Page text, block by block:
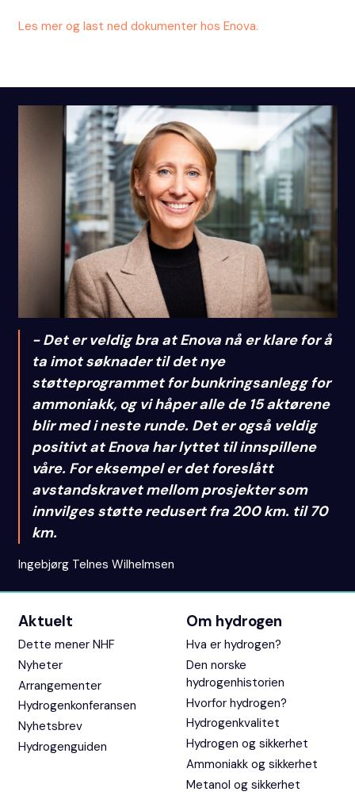
Les mer og last ned dokumenter hos Enova.
- Det er veldig bra at Enova nå er klare for å
ta imot søknader til det nye
støtteprogrammet for bunkringsanlegg for
ammoniakk, og vi håper alle de 15 aktørene
blir med i neste runde. Det er også veldig
positivt at Enova har lyttet til innspillene
våre. For eksempel er det foreslått
avstandskravet mellom prosjekter som
innvilges støtte redusert fra 200 km. til 70
km.
Ingebjørg Telnes Wilhelmsen
Aktuelt
Dette mener NHF
Nyheter
Arrangementer
Hydrogenkonferansen
Nyhetsbrev
Hydrogenguiden
Om hydrogen
Hva er hydrogen?
Den norske
hydrogenhistorien
Hvorfor hydrogen?
Hydrogenkvalitet
Hydrogen og sikkerhet
Ammoniakk og sikkerhet
Metanol og sikkerhet